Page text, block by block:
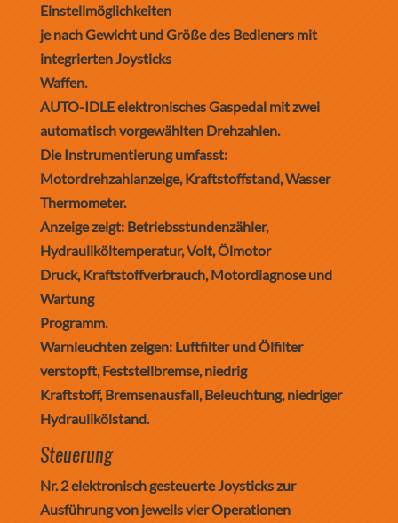
Einstellmöglichkeiten
je nach Gewicht und Größe des Bedieners mit
integrierten Joysticks
Waffen.
AUTO-IDLE elektronisches Gaspedal mit zwei
automatisch vorgewählten Drehzahlen.
Die Instrumentierung umfasst:
Motordrehzahlanzeige, Kraftstoffstand, Wasser
Thermometer.
Anzeige zeigt: Betriebsstundenzähler,
Hydrauliköltemperatur, Volt, Ölmotor
Druck, Kraftstoffverbrauch, Motordiagnose und
Wartung
Programm.
Warnleuchten zeigen: Luftfilter und Ölfilter
verstopft, Feststellbremse, niedrig
Kraftstoff, Bremsenausfall, Beleuchtung, niedriger
Hydraulikölstand.
Steuerung
Nr. 2 elektronisch gesteuerte Joysticks zur
Ausführung von jeweils vier Operationen